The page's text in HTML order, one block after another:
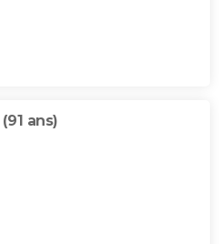
(91 ans)